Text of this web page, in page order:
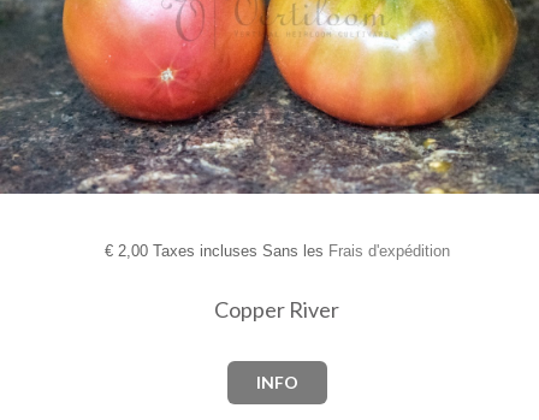
€2,00 Taxes incluses Sans les Frais d'expédition
Copper River
INFO